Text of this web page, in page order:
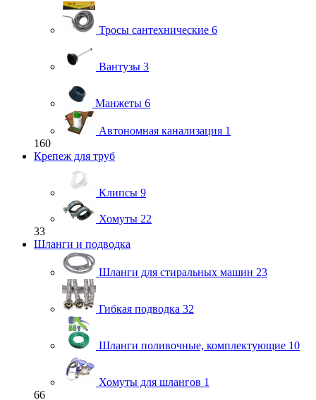
Тросы сантехнические 6
Вантузы 3
Манжеты 6
Автономная канализация 1
160
Крепеж для труб
Клипсы 9
Хомуты 22
33
Шланги и подводка
Шланги для стиральных машин 23
Гибкая подводка 32
Шланги поливочные, комплектующие 10
Хомуты для шлангов 1
66